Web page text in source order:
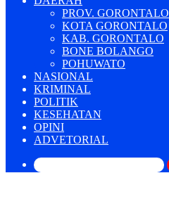
PROV. GORONTALO
KOTA GORONTALO
KAB. GORONTALO
BONE BOLANGO
POHUWATO
NASIONAL
KRIMINAL
POLITIK
KESEHATAN
OPINI
ADVETORIAL